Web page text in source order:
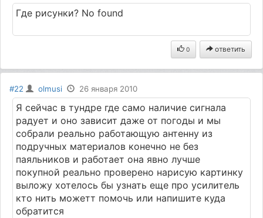
Где рисунки? No found
0 ответить
#22 olmusi 26 января 2010
Я сейчас в тундре где само наличие сигнала
радует и оно зависит даже от погоды и мы
собрали реально работающую антенну из
подручных материалов конечно не без
паяльников и работает она явно лучше
покупной реально проверено нарисую картинку
выложу хотелось бы узнать еще про усилитель
кто нить можетт помочь или напишите куда
обратится